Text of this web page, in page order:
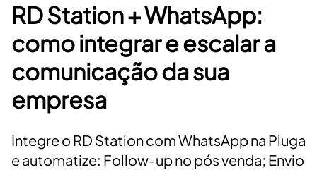
Produtividade
Novidades da Pluga
Casos de sucesso
Outros
RD Station + WhatsApp:
como integrar e escalar a
comunicação da sua
empresa
Integre o RD Station com WhatsApp na Pluga
e automatize: Follow-up no pós venda; Envio